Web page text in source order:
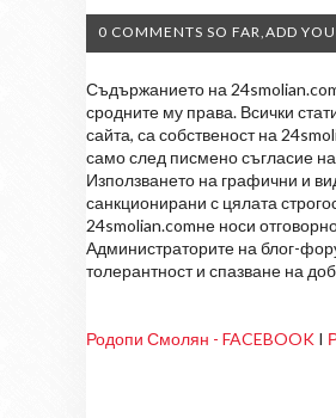
0 COMMENTS SO FAR,ADD
Съдържанието на
сродните му права. Всички
сайта, са собственост на
само след писмено съгласие
Използването на графични и
санкционирани с цялата
24smolian.comне носи
Администраторите на блог-
толерантност и спазване на
Родопи Смолян - FACEBOOK I